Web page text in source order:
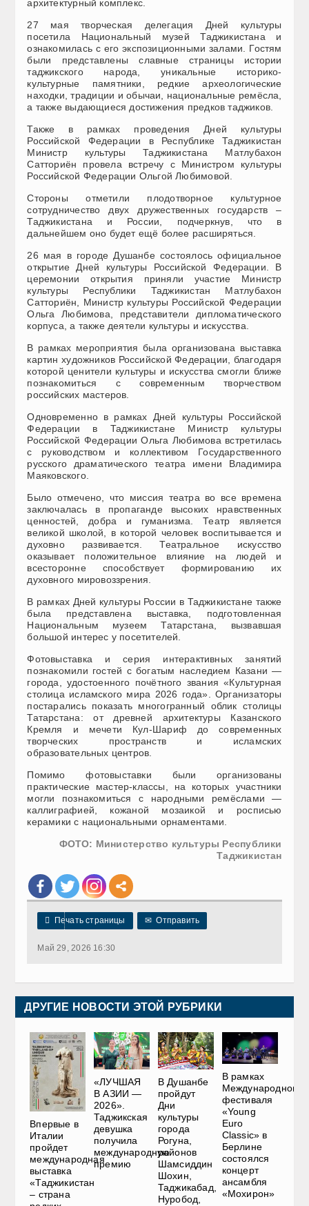
архитектурный комплекс.
27 мая творческая делегация Дней культуры
посетила Национальный музей Таджикистана и
ознакомилась с его экспозиционными залами. Гостям
были представлены славные страницы истории
таджикского народа, уникальные историко-
культурные памятники, редкие археологические
находки, традиции и обычаи, национальные ремёсла,
а также выдающиеся достижения предков таджиков.
Также в рамках проведения Дней культуры
Российской Федерации в Республике Таджикистан
Министр культуры Таджикистана Матлубахон
Сатториён провела встречу с Министром культуры
Российской Федерации Ольгой Любимовой.
Стороны отметили плодотворное культурное
сотрудничество двух дружественных государств –
Таджикистана и России, подчеркнув, что в
дальнейшем оно будет ещё более расширяться.
26 мая в городе Душанбе состоялось официальное
открытие Дней культуры Российской Федерации. В
церемонии открытия приняли участие Министр
культуры Республики Таджикистан Матлубахон
Сатториён, Министр культуры Российской Федерации
Ольга Любимова, представители дипломатического
корпуса, а также деятели культуры и искусства.
В рамках мероприятия была организована выставка
картин художников Российской Федерации, благодаря
которой ценители культуры и искусства смогли ближе
познакомиться с современным творчеством
российских мастеров.
Одновременно в рамках Дней культуры Российской
Федерации в Таджикистане Министр культуры
Российской Федерации Ольга Любимова встретилась
с руководством и коллективом Государственного
русского драматического театра имени Владимира
Маяковского.
Было отмечено, что миссия театра во все времена
заключалась в пропаганде высоких нравственных
ценностей, добра и гуманизма. Театр является
великой школой, в которой человек воспитывается и
духовно развивается. Театральное искусство
оказывает положительное влияние на людей и
всесторонне способствует формированию их
духовного мировоззрения.
В рамках Дней культуры России в Таджикистане также
была представлена выставка, подготовленная
Национальным музеем Татарстана, вызвавшая
большой интерес у посетителей.
Фотовыставка и серия интерактивных занятий
познакомили гостей с богатым наследием Казани —
города, удостоенного почётного звания «Культурная
столица исламского мира 2026 года». Организаторы
постарались показать многогранный облик столицы
Татарстана: от древней архитектуры Казанского
Кремля и мечети Кул-Шариф до современных
творческих пространств и исламских
образовательных центров.
Помимо фотовыставки были организованы
практические мастер-классы, на которых участники
могли познакомиться с народными ремёслами —
каллиграфией, кожаной мозаикой и росписью
керамики с национальными орнаментами.
ФОТО: Министерство культуры Республики
Таджикистан
 Печать страницы ✉ Отправить
Май 29, 2026 16:30
ДРУГИЕ НОВОСТИ ЭТОЙ РУБРИКИ
Впервые в
Италии
пройдет
международная
выставка
«Таджикистан
– страна
«ЛУЧШАЯ
В АЗИИ —
2026».
Таджикская
девушка
получила
международную
премию
В Душанбе
пройдут
Дни
культуры
города
Рогуна,
районов
Шамсиддин
Шохин,
Таджикабад,
Нуробод,
В рамках
Международного
фестиваля
«Young
Euro
Classic» в
Берлине
состоялся
концерт
ансамбля
«Мохирон»